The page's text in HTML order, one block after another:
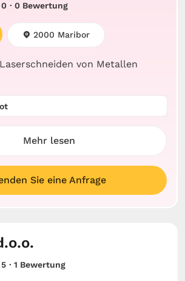
0 · 0 Bewertung
von Metallen
2000 Maribor
Mehr lesen
Sie eine Anfrage
5 · 1 Bewertung